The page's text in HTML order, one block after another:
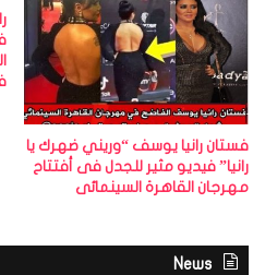
فستان رانيا يوسف “وريني ضهرك يا
رانيا” فيديو مثير للجدل فى أفتتاح
مهرجان القاهرة السينمائى
News